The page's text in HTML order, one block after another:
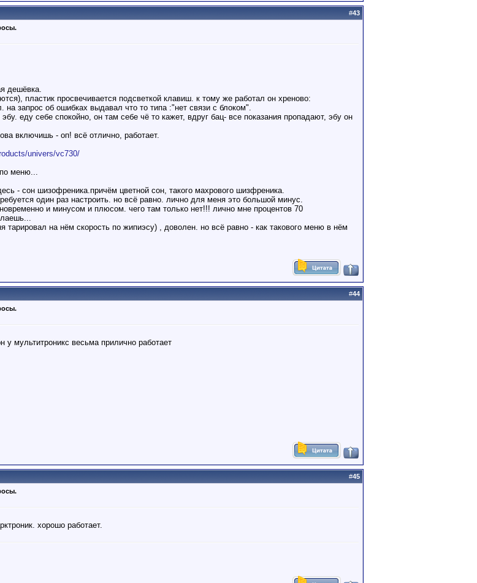
#43
дешёвка.
пластик просвечивается подсветкой клавиш. к тому же работал он хреново:
запрос об ошибках выдавал что то типа :"нет связи с блоком".
еду себе спокойно, он там себе чё то кажет, вдруг бац- все показания пропадают, эбу он
включишь - оп! всё отлично, работает.
univers/vc730/
по меню...
- сон шизофреника.причём цветной сон, такого махрового шизфреника.
один раз настроить. но всё равно. лично для меня это большой минус.
и минусом и плюсом. чего там только нет!!! лично мне процентов 70
на нём скорость по жипиэсу) , доволен. но всё равно - как такового меню в нём
#44
у мультитроникс весьма прилично работает
#45
хорошо работает.